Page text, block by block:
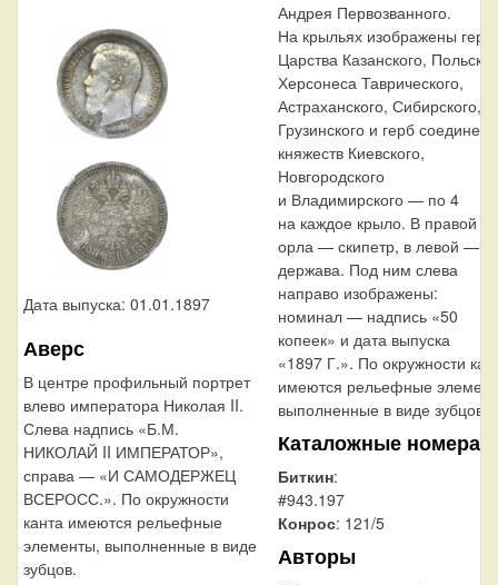
Дата выпуска: 01.01.1897
Аверс
В центре профильный портрет
влево императора Николая II.
Слева надпись «Б.М.
НИКОЛАЙ II ИМПЕРАТОР»,
справа — «И САМОДЕРЖЕЦ
ВСЕРОСС.». По окружности
канта имеются рельефные
элементы, выполненные в виде
зубцов.
Андрея Первозванного.
На крыльях изображены
Царства Казанского,
Херсонеса Таврического,
Астраханского, Сибирского,
Грузинского и герб
княжеств Киевского,
Новгородского
и Владимирского — по 4
на каждое крыло. В правой
орла — скипетр, в левой —
держава. Под ним слева
направо изображены:
номинал — надпись «50
копеек» и дата выпуска
«1897 Г.». По окружности
имеются рельефные
выполненные в виде зубцов.
Каталожные номера
Биткин:
#943.197
Конрос: 121/5
Авторы